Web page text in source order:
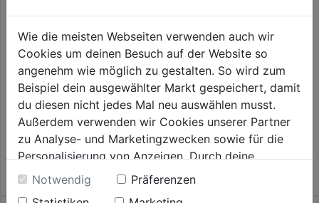
Bit 851/1 TZ PH 2er SB
0.0 (0)
0.0
5,49€
Bit 855/1 TH PZ 2er SB
0.0 (0)
0.0
5,49€
Wie die meisten Webseiten verwenden auch wir
Cookies um deinen Besuch auf der Website so
angenehm wie möglich zu gestalten. So wird zum
Beispiel dein ausgewählter Markt gespeichert, damit
du diesen nicht jedes Mal neu auswählen musst.
Außerdem verwenden wir Cookies unserer Partner
zu Analyse- und Marketingzwecken sowie für die
Personalisierung von Anzeigen. Durch deine
Einwilligung werden die Daten von Drittanbieter,
unter anderem auch in den USA, verarbeitet.
Notwendig
Präferenzen